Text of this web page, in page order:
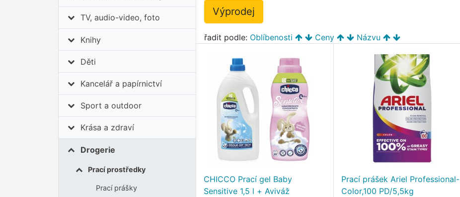
TV, audio-video, foto
Knihy
Děti
Kancelář a papírnictví
Sport a outdoor
Krása a zdraví
Drogerie
Prací prostředky
Prací prášky
Výprodej
řadit podle: Oblíbenosti Ceny Názvu
CHICCO Prací gel Baby
Sensitive 1,5 l + Aviváž
Prací prášek Ariel Professional-
Color,100 PD/5,5kg